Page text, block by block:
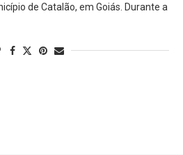
de Catalão, em Goiás. Durante a